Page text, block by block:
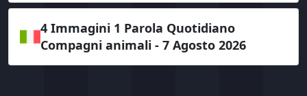
4 Immagini 1 Parola Quotidiano
Compagni animali - 7 Agosto 2026